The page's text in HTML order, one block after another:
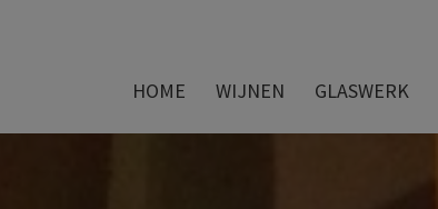
HOME WIJNEN GLASWERK